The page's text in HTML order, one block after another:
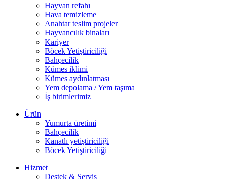
Hayvan refahı
Hava temizleme
Anahtar teslim projeler
Hayvancılık binaları
Kariyer
Böcek Yetiştiriciliği
Bahçecilik
Kümes iklimi
Kümes aydınlatması
Yem depolama / Yem taşıma
İş birimlerimiz
Ürün
Yumurta üretimi
Bahçecilik
Kanatlı yetiştiriciliği
Böcek Yetiştiriciliği
Hizmet
Destek & Servis